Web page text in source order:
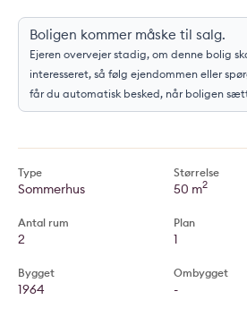
Boligen kommer måske til salg.
Ejeren overvejer stadig, om denne bolig
interesseret, så følg ejendommen eller
får du automatisk besked, når boligen
Type
Sommerhus
Antal rum
2
Bygget
1964
Størrelse
50 m2
Plan
1
Ombygget
-